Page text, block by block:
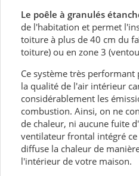
Le poêle à granulés
de l'habitation et permet
toiture à plus de 40 cm du
toiture) ou en zone 3
Ce système très
la qualité de l'air intérieur
considérablement les
combustion. Ainsi, on ne
de chaleur, ni aucune fuite
ventilateur frontal intégré ce
diffuse la chaleur de
l'intérieur de votre maison.